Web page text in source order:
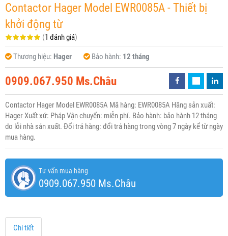
Contactor Hager Model EWR0085A - Thiết bị
khởi động từ
(1 đánh giá)
Thương hiệu: Hager Bảo hành: 12 tháng
0909.067.950 Ms.Châu
Contactor Hager Model EWR0085A Mã hàng: EWR0085A Hãng sản xuất:
Hager Xuất xứ: Pháp Vận chuyển: miễn phí. Bảo hành: bảo hành 12 tháng
do lỗi nhà sản xuất. Đổi trả hàng: đổi trả hàng trong vòng 7 ngày kể từ ngày
mua hàng.
Tư vấn mua hàng
0909.067.950 Ms.Châu
Chi tiết